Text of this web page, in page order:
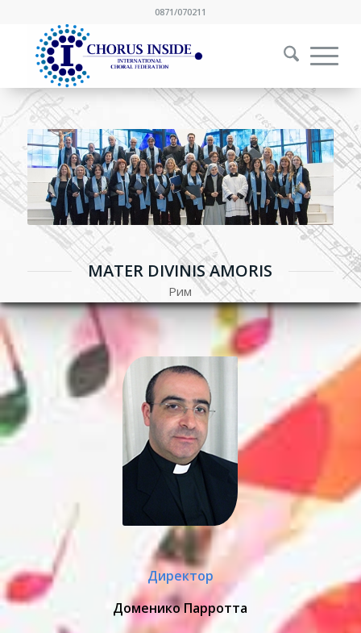
0871/070211
MATER DIVINIS AMORIS
Рим
Директор
Доменико Парротта